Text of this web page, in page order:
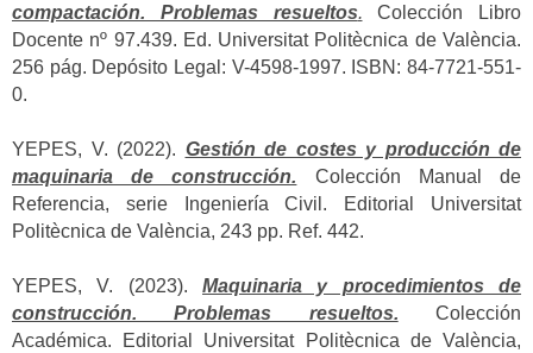
compactación. Problemas resueltos. Colección Libro
Docente nº 97.439. Ed. Universitat Politècnica de València.
256 pág. Depósito Legal: V-4598-1997. ISBN: 84-7721-551-
0.
YEPES, V. (2022). Gestión de costes y producción de
maquinaria de construcción. Colección Manual de
Referencia, serie Ingeniería Civil. Editorial Universitat
Politècnica de València, 243 pp. Ref. 442.
YEPES, V. (2023). Maquinaria y procedimientos de
construcción. Problemas resueltos. Colección
Académica. Editorial Universitat Politècnica de València,